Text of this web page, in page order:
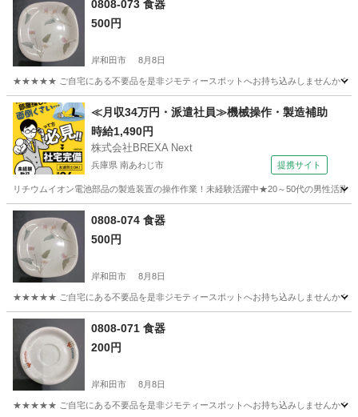
0808-073 食器
500円
岸和田市 8月8日
★★★★★ ご自宅にある不要品を是非ジモティースポットへお持ち込みしませんか？
大阪 岸和田市 食器 現地
≪月収34万円・派遣社員≫機械操作・製造補助
時給1,490円
株式会社BREXA Next
兵庫県 南あわじ市 提携サイト
リチウムイオン電池部品の製造装置の操作作業！未経験活躍中★20～50代の男性活
兵庫 南あわじ市0808-074 食器
500円
岸和田市 8月8日
★★★★★ ご自宅にある不要品を是非ジモティースポットへお持ち込みしませんか？
大阪 岸和田市 0808-071 食器
200円
岸和田市 8月8日
★★★★★ ご自宅にある不要品を是非ジモティースポットへお持ち込みしませんか？